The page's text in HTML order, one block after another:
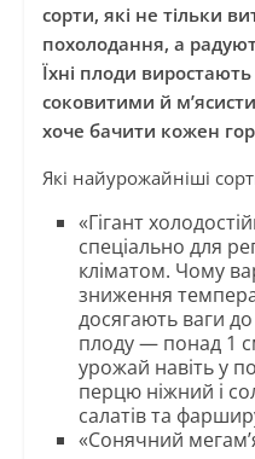
сорти, які не тільки
похолодання, а
Їхні плоди
соковитими й
хоче бачити кожен
Які найурожайніші
«Гігант
спеціально для
кліматом. Чому
зниження
досягають ваги
плоду — понад 1
урожай навіть у
перцю ніжний і
салатів та
«Сонячний